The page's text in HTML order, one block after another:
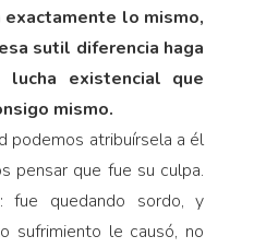
exactamente lo mis­mo,
sutil diferencia haga
existencial que
mismo.
podemos atribuírsela a él
pensar que fue su culpa.
fue quedando sordo, y
sufrimiento le causó, no